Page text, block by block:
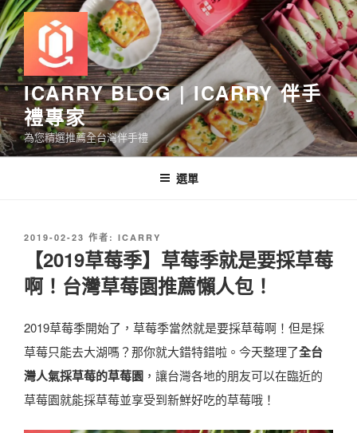
跳
至
主
要
內
容
ICARRY BLOG | ICARRY 伴手
禮專家
為您精選推薦全台灣伴手禮
選單
發
2019-02-23 作者: ICARRY
【2019草莓季】草莓季就是要採草莓
啊！台灣草莓園推薦懶人包！
2019草莓季開始了，草莓季當然就是要採草莓啊！但是採
草莓只能去大湖嗎？那你就大錯特錯啦。今天整理了全台
灣人氣採草莓的草莓園 ，讓台灣各地的朋友可以在臨近的
草莓園就能採草莓並享受到新鮮好吃的草莓哦！